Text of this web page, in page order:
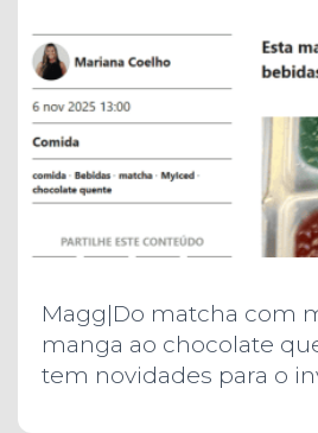
Magg|Do matcha com
manga ao chocolate
tem novidades para o